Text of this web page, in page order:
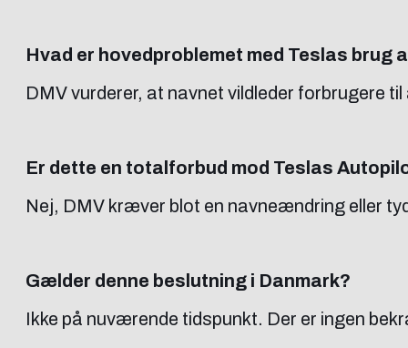
Hvad er hovedproblemet med Teslas brug
DMV vurderer, at navnet vildleder forbrugere
Er dette en totalforbud mod Teslas
Nej, DMV kræver blot en navneændring eller
Gælder denne beslutning i Danmark?
Ikke på nuværende tidspunkt. Der er ingen